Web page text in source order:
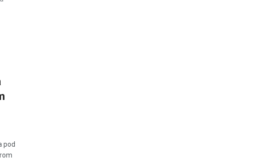
pod